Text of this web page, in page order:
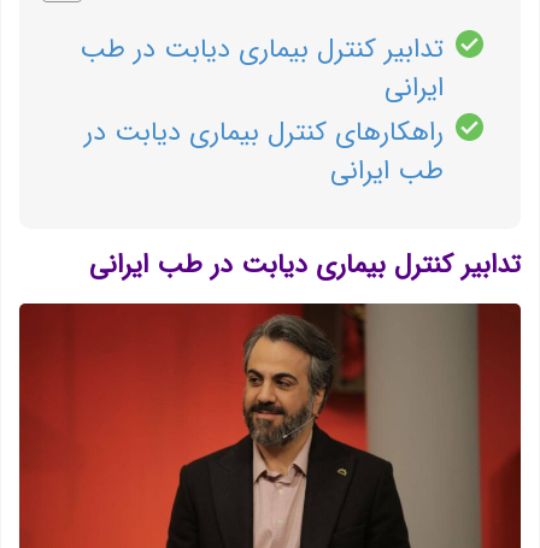
تدابیر کنترل بیماری دیابت در طب
ایرانی
راهکارهای کنترل بیماری دیابت در
طب ایرانی
تدابیر کنترل بیماری دیابت در طب ایرانی